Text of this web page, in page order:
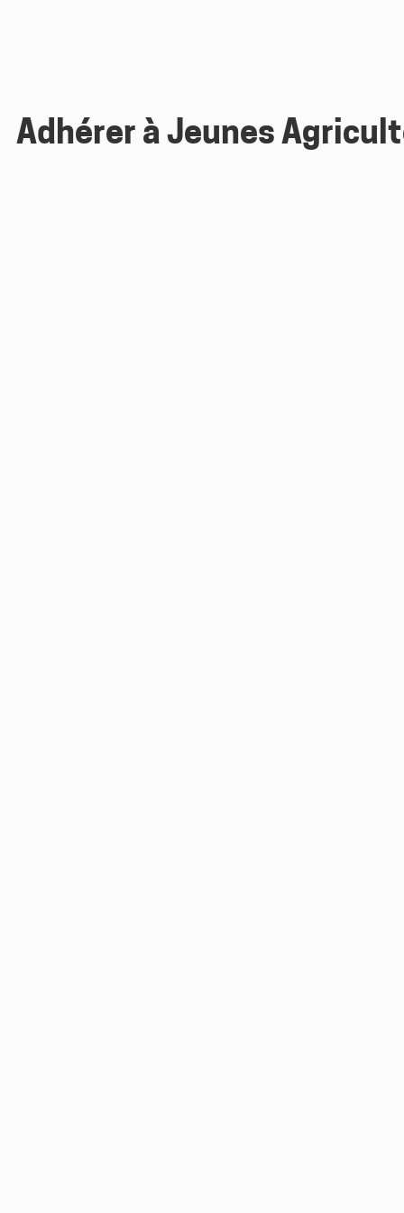
Adhérer à Jeunes